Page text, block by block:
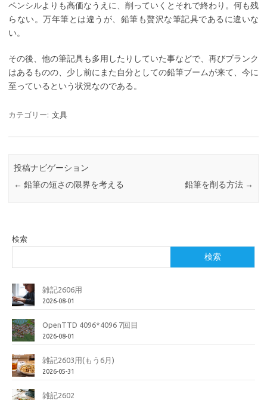
ペンシルよりも高価なうえに、削っていくとそれで終わり。何も残
らない。万年筆とは違うが、鉛筆も贅沢な筆記具であるに違いな
い。
その後、他の筆記具も多用したりしていた事などで、再びブランク
はあるものの、少し前にまた自分としての鉛筆ブームが来て、今に
至っているという状況なのである。
カテゴリー: 文具
投稿ナビゲーション
← 鉛筆の短さの限界を考える 鉛筆を削る方法 →
検索
検索
雑記2606用
2026-08-01
OpenTTD 4096*4096 7回目
2026-08-01
雑記2603用(もう6月)
2026-05-31
雑記2602